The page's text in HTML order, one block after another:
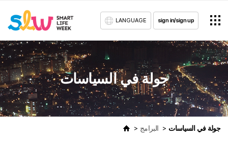
LANGUAGE sign in/sign up
جولة في السياسات
البرامج جولة في السياسات